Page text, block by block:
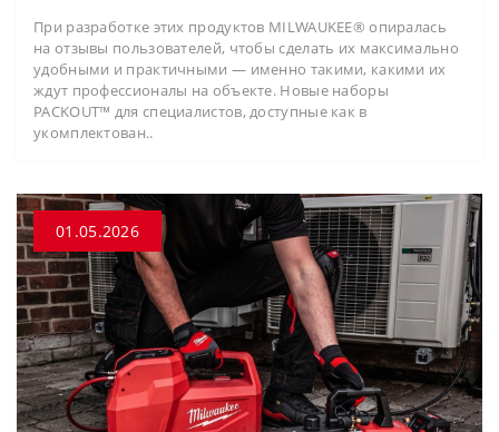
При разработке этих продуктов MILWAUKEE® опиралась
на отзывы пользователей, чтобы сделать их максимально
удобными и практичными — именно такими, какими их
ждут профессионалы на объекте. Новые наборы
PACKOUT™ для специалистов, доступные как в
укомплектован..
01.05.2026